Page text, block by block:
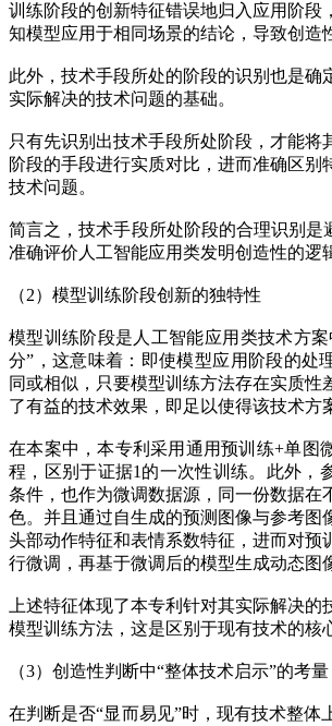
训练阶段的创新特征错误地归入应用阶段
知模型应用于相同场景的结论，导致创造
此外，技术手段所处的阶段的识别也是确
实际解决的技术问题的基础。
只有先识别出技术手段所处阶段，才能将
阶段的手段进行实质对比，进而准确区别
技术问题。
简言之，技术手段所处阶段的合理识别是
准确评价人工智能应用类发明创造性的逻
（2）模型训练阶段创新的独特性
模型训练阶段是人工智能应用类技术方
分”，这意味着：即使模型应用阶段的处
同或相似，只要模型训练方法存在实质性
了有益的技术效果，即足以使得该技术方
在本案中，本专利采用通用预训练+单图
程，区别于证据1的一次性训练。此外，
条件，也作为微调数据源，同一份数据在
色。并且通过自生成的预测图像与参考图
头部动作特征和表情系数特征，进而对预
行微调，再基于微调后的模型生成动态图
上述特征体现了本专利针对其实际解决的
模型训练方法，这是区别于现有技术的核
（3）创造性判断中“整体技术启示”的考量
在判断是否“显而易见”时，现有技术整体